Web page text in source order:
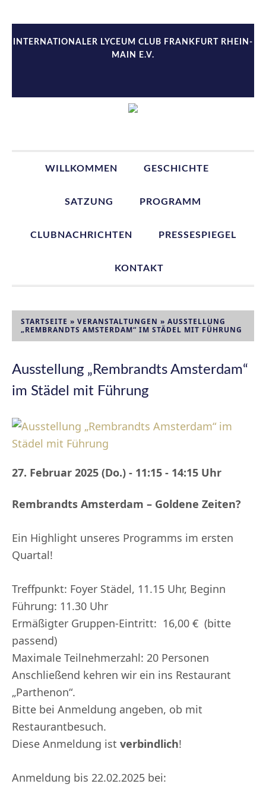
Hauptnavigation
springen
Inhalt
springen
Seitenspalte
springen
Fußzeile
springen
INTERNATIONALER LYCEUM CLUB FRANKFURT RHEIN-
MAIN E.V.
WILLKOMMEN GESCHICHTE
SATZUNG PROGRAMM
CLUBNACHRICHTEN PRESSESPIEGEL
KONTAKT
STARTSEITE » VERANSTALTUNGEN » AUSSTELLUNG
„REMBRANDTS AMSTERDAM“ IM STÄDEL MIT FÜHRUNG
Ausstellung „Rembrandts Amsterdam“
im Städel mit Führung
27. Februar 2025 (Do.) - 11:15 - 14:15 Uhr
Rembrandts Amsterdam – Goldene Zeiten?
Ein Highlight unseres Programms im ersten
Quartal!
Treffpunkt: Foyer Städel, 11.15 Uhr, Beginn
Führung: 11.30 Uhr
Ermäßigter Gruppen-Eintritt: 16,00 € (bitte
passend)
Maximale Teilnehmerzahl: 20 Personen
Anschließend kehren wir ein ins Restaurant
„Parthenon“.
Bitte bei Anmeldung angeben, ob mit
Restaurantbesuch.
Diese Anmeldung ist verbindlich!
Anmeldung bis 22.02.2025 bei: